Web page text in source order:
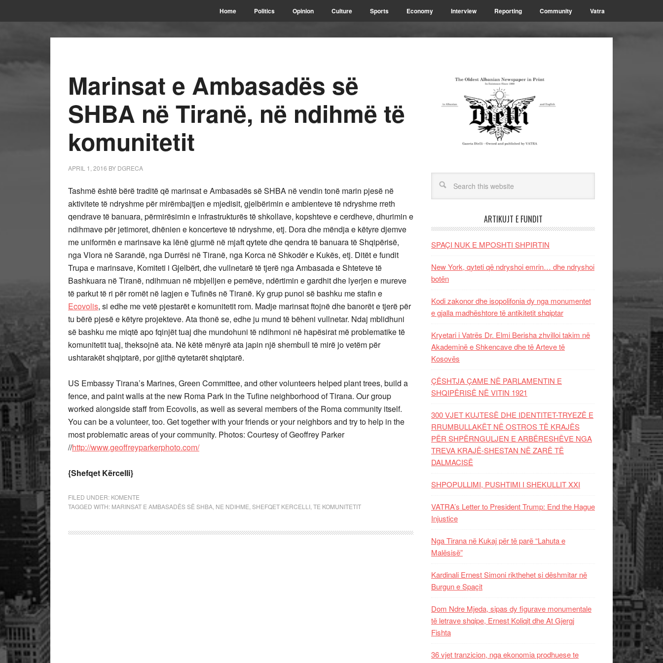
Home Politics Opinion Culture Sports Economy Interview Reporting Community Vatra
Marinsat e Ambasadës së
SHBA në Tiranë, në ndihmë të
komunitetit
APRIL 1, 2016 BY DGRECA
Tashmë është bërë traditë që marinsat e Ambasadës së SHBA në vendin tonë marin pjesë në
aktivitete të ndryshme për mirëmbajtjen e mjedisit, gjelbërimin e ambienteve të ndryshme rreth
qendrave të banuara, përmirësimin e infrastrukturës të shkollave, kopshteve e cerdheve, dhurimin e
ndihmave për jetimoret, dhënien e koncerteve të ndryshme, etj. Dora dhe mëndja e këtyre djemve
me uniformën e marinsave ka lënë gjurmë në mjaft qytete dhe qendra të banuara të Shqipërisë,
nga Vlora në Sarandë, nga Durrësi në Tiranë, nga Korca në Shkodër e Kukës, etj. Ditët e fundit
Trupa e marinsave, Komiteti i Gjelbërt, dhe vullnetarë të tjerë nga Ambasada e Shteteve të
Bashkuara në Tiranë, ndihmuan në mbjelljen e pemëve, ndërtimin e gardhit dhe lyerjen e mureve
të parkut të ri për romët në lagjen e Tufinës në Tiranë. Ky grup punoi së bashku me stafin e
Ecovolis, si edhe me vetë pjestarët e komunitetit rom. Madje marinsat ftojnë dhe banorët e tjerë për
tu bërë pjesë e këtyre projekteve. Ata thonë se, edhe ju mund të bëheni vullnetar. Ndaj mblidhuni
së bashku me miqtë apo fqinjët tuaj dhe mundohuni të ndihmoni në hapësirat më problematike të
komunitetit tuaj, theksojnë ata. Në këtë mënyrë ata japin një shembull të mirë jo vetëm për
ushtarakët shqiptarë, por gjithë qytetarët shqiptarë.
US Embassy Tirana’s Marines, Green Committee, and other volunteers helped plant trees, build a
fence, and paint walls at the new Roma Park in the Tufine neighborhood of Tirana. Our group
worked alongside staff from Ecovolis, as well as several members of the Roma community itself.
You can be a volunteer, too. Get together with your friends or your neighbors and try to help in the
most problematic areas of your community. Photos: Courtesy of Geoffrey Parker
//http://www.geoffreyparkerphoto.com/
{Shefqet Kërcelli}
FILED UNDER: KOMENTE
TAGGED WITH: MARINSAT E AMBASADËS SË SHBA NE NDIHME SHEFQET KERCELLI TE KOMUNITETIT
ARTIKUJT E FUNDIT
SPAÇI NUK E MPOSHTI SHPIRTIN
New York, qyteti që ndryshoi emrin… dhe ndryshoi
botën
Kodi zakonor dhe isopolifonia dy nga monumentet
e gjalla madhështore të antikitetit shqiptar
Kryetari i Vatrës Dr. Elmi Berisha zhvilloi takim në
Akademinë e Shkencave dhe të Arteve të
Kosovës
ÇËSHTJA ÇAME NË PARLAMENTIN E
SHQIPËRISË NË VITIN 1921
300 VJET KUJTESË DHE IDENTITET-TRYEZË E
RRUMBULLAKËT NË OSTROS TË KRAJËS
PËR SHPËRNGULJEN E ARBËRESHËVE NGA
TREVA KRAJË-SHESTAN NË ZARË TË
DALMACISË
SHPOPULLIMI, PUSHTIMI I SHEKULLIT XXI
VATRA’s Letter to President Trump: End the Hague
Injustice
Nga Tirana në Kukaj për të parë “Lahuta e
Malësisë”
Kardinali Ernest Simoni rikthehet si dëshmitar në
Burgun e Spaçit
Dom Ndre Mjeda, sipas dy figurave monumentale
të letrave shqipe, Ernest Koliqit dhe At Gjergj
Fishta
36 vjet tranzicion, nga ekonomia prodhuese te